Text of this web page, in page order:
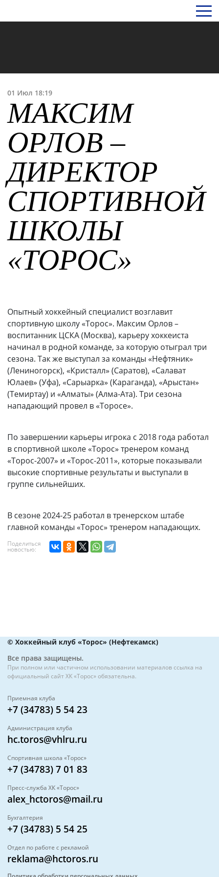
«Торос»
01 Июл 18:19
МАКСИМ
ОРЛОВ –
ДИРЕКТОР
СПОРТИВНОЙ
ШКОЛЫ
«ТОРОС»
Опытный хоккейный специалист возглавит
спортивную школу «Торос». Максим Орлов –
воспитанник ЦСКА (Москва), карьеру хоккеиста
начинал в родной команде, за которую отыграл три
сезона. Так же выступал за команды «Нефтяник»
(Лениногорск), «Кристалл» (Саратов), «Салават
Юлаев» (Уфа), «Сарыарка» (Караганда), «Арыстан»
(Темиртау) и «Алматы» (Алма-Ата). Три сезона
нападающий провел в «Торосе».
По завершении карьеры игрока с 2018 года работал
в спортивной школе «Торос» тренером команд
«Торос-2007» и «Торос-2011», которые показывали
высокие спортивные результаты и выступали в
группе сильнейших.
В сезоне 2024-25 работал в тренерском штабе
главной команды «Торос» тренером нападающих.
Поделиться
новостью:
© Хоккейный клуб «Торос» (Нефтекамск)
Все права защищены.
При полном или частичном использовании материалов ссылка на
официальный сайт ХК «Торос» обязательна.
Приемная клуба
+7 (34783) 5 54 23
Администрация клуба
hc.toros@vhlru.ru
Спортивная школа «Торос»
+7 (34783) 7 01 83
Пресс-служба ХК «Торос»
alex_hctoros@mail.ru
Бухгалтерия
+7 (34783) 5 54 25
Отдел по работе с рекламой
reklama@hctoros.ru